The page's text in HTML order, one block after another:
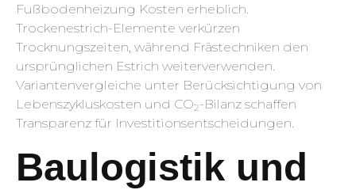
Fußbodenheizung Kosten erheblich.
Trockenestrich-Elemente verkürzen
Trocknungszeiten, während Frästechniken den
ursprünglichen Estrich weiterverwenden.
Variantenvergleiche unter Berücksichtigung von
Lebenszykluskosten und CO2-Bilanz schaffen
Transparenz für Investitionsentscheidungen.
Baulogistik und